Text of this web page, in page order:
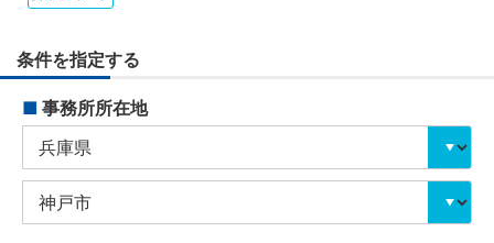
条件を指定する
■ 事務所所在地